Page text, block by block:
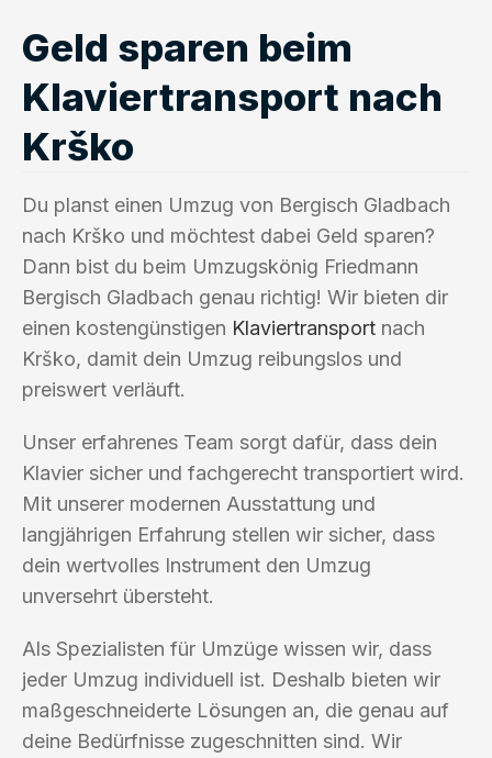
Geld sparen beim
Klaviertransport nach
Krško
Du planst einen Umzug von Bergisch Gladbach
nach Krško und möchtest dabei Geld sparen?
Dann bist du beim Umzugskönig Friedmann
Bergisch Gladbach genau richtig! Wir bieten dir
einen kostengünstigen Klaviertransport nach
Krško, damit dein Umzug reibungslos und
preiswert verläuft.
Unser erfahrenes Team sorgt dafür, dass dein
Klavier sicher und fachgerecht transportiert wird.
Mit unserer modernen Ausstattung und
langjährigen Erfahrung stellen wir sicher, dass
dein wertvolles Instrument den Umzug
unversehrt übersteht.
Als Spezialisten für Umzüge wissen wir, dass
jeder Umzug individuell ist. Deshalb bieten wir
maßgeschneiderte Lösungen an, die genau auf
deine Bedürfnisse zugeschnitten sind. Wir